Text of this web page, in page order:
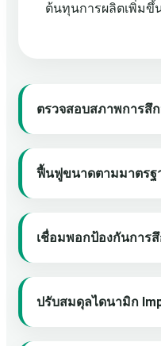
ต้นทุนการผลิตเพิ่มขึ้
ตรวจสอบสภาพการสึ
ฟื้นฟูขนาดตามมาตรฐ
เชื่อมพอกป้องกันการ
ปรับสมดุลไดนามิก